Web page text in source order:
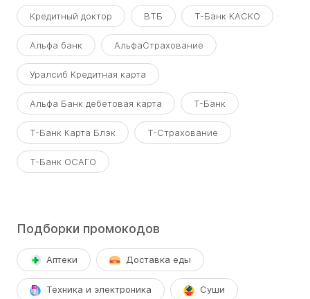
Кредитный доктор ВТБ Т-Банк КАСКО
Альфа банк АльфаСтрахование
Уралсиб Кредитная карта
Альфа Банк дебетовая карта Т-Банк
Т-Банк Карта Блэк Т-Страхование
Т-Банк ОСАГО
Подборки промокодов
Аптеки Доставка еды
Техника и электроника Суши